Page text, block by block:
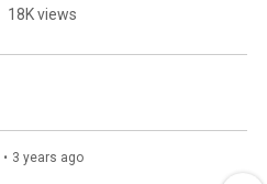
18K views
• 3 years ago